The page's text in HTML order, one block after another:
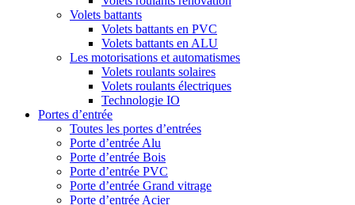
Volets battants
Volets battants en PVC
Volets battants en ALU
Les motorisations et automatismes
Volets roulants solaires
Volets roulants électriques
Technologie IO
Portes d’entrée
Toutes les portes d’entrées
Porte d’entrée Alu
Porte d’entrée Bois
Porte d’entrée PVC
Porte d’entrée Grand vitrage
Porte d’entrée Acier